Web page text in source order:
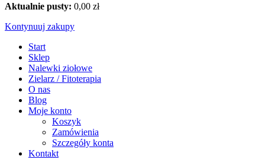
Aktualnie pusty: 0,00 zł
Kontynuuj zakupy
Start
Sklep
Nalewki ziołowe
Zielarz / Fitoterapia
O nas
Blog
Moje konto
Koszyk
Zamówienia
Szczegóły konta
Kontakt